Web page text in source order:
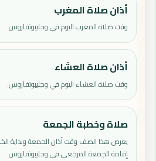
أذان صلاة المغرب
وقت صلاة المغرب اليوم في وجليبوتفاروس.
أذان صلاة العشاء
وقت صلاة العشاء اليوم في وجليبوتفاروس.
صلاة وخطبة الجمعة
يعرض هذا الصف وقت أذان الجمعة وبداية
إقامة الجمعة المرجعي في وجليبوتفاروس.